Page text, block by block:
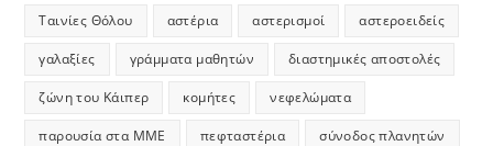
Ταινίες Θόλου αστέρια αστερισμοί αστεροειδείς
γαλαξίες γράμματα μαθητών διαστημικές αποστολές
ζώνη του Κάιπερ κομήτες νεφελώματα
παρουσία στα ΜΜΕ πεφταστέρια σύνοδος πλανητών